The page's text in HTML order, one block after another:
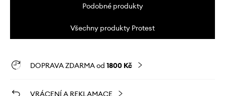
Podobné produkty
Všechny produkty Protest
DOPRAVA ZDARMA od 1800 Kč
VRÁCENÍ A REKLAMACE